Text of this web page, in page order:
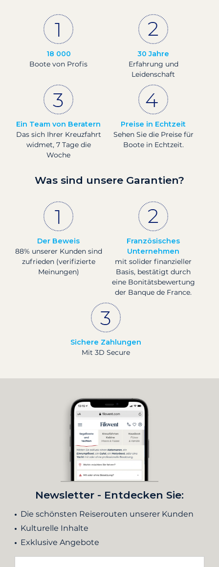
18 000
Boote von Profis
30 Jahre
Erfahrung und
Leidenschaft
Ein Team von Beratern
Das sich Ihrer Kreuzfahrt
widmet, 7 Tage die
Woche
Preise in Echtzeit
Sehen Sie die Preise für
Boote in Echtzeit.
Was sind unsere Garantien?
Der Beweis
88% unserer Kunden sind
zufrieden (verifizierte
Meinungen)
Französisches
Unternehmen
mit solider finanzieller
Basis, bestätigt durch
eine Bonitätsbewertung
der Banque de France.
Sichere Zahlungen
Mit 3D Secure
Newsletter - Entdecken Sie:
Die schönsten Reiserouten unserer Kunden
Kulturelle Inhalte
Exklusive Angebote